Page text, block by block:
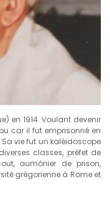
en 1914. Voulant devenir
car il fut emprisonné en
vie fut un kaléidoscope
classes, préfet de
aumônier de prison,
grégorienne à Rome et